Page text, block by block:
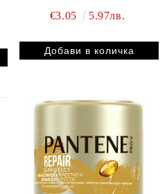
€3.05 5.97лв.